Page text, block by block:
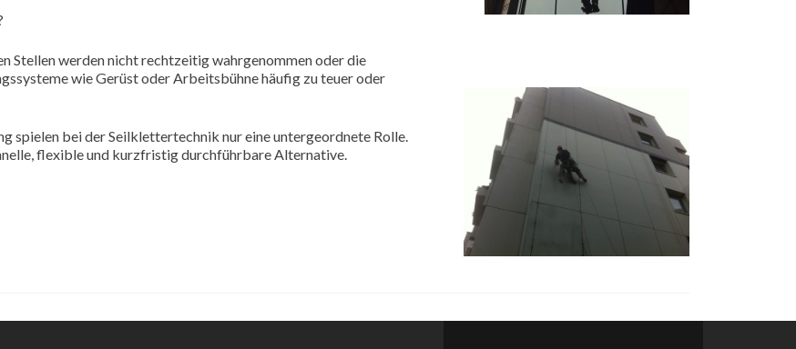
Stellen werden nicht rechtzeitig wahrgenommen oder die
wie Gerüst oder Arbeitsbühne häufig zu teuer oder
spielen bei der Seilklettertechnik nur eine untergeordnete Rolle.
flexible und kurzfristig durchführbare Alternative.